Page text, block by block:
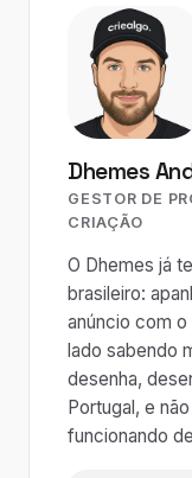
Dhemes
GESTOR DE
CRIAÇÃO
O Dhemes já
brasileiro:
anúncio com
lado sabendo
desenha,
Portugal, e
funcionando